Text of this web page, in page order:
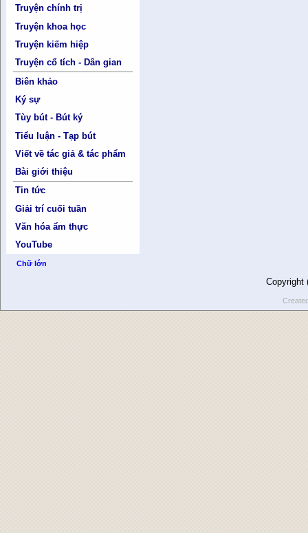
Truyện chính trị
Truyện khoa học
Truyện kiếm hiệp
Truyện cổ tích - Dân gian
Biên khảo
Ký sự
Tùy bút - Bút ký
Tiểu luận - Tạp bút
Viết về tác giả & tác phẩm
Bài giới thiệu
Tin tức
Giải trí cuối tuần
Văn hóa ẩm thực
YouTube
Chữ lớn
Copyright